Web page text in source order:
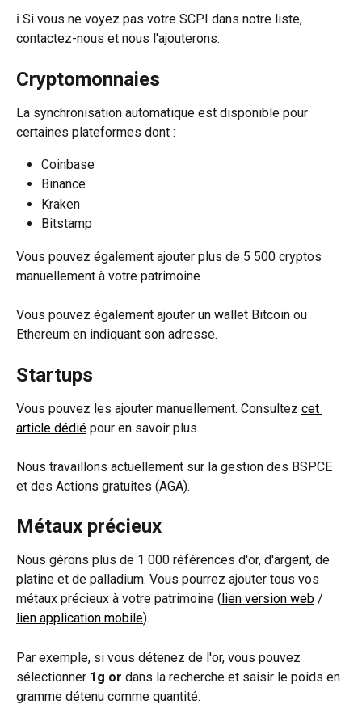
ℹ️ Si vous ne voyez pas votre SCPI dans notre liste,
contactez-nous et nous l'ajouterons.
Cryptomonnaies
La synchronisation automatique est disponible pour
certaines plateformes dont :
Coinbase
Binance
Kraken
Bitstamp
Vous pouvez également ajouter plus de 5 500 cryptos
manuellement à votre patrimoine
Vous pouvez également ajouter un wallet Bitcoin ou
Ethereum en indiquant son adresse.
Startups
Vous pouvez les ajouter manuellement. Consultez cet
article dédié pour en savoir plus.
Nous travaillons actuellement sur la gestion des BSPCE
et des Actions gratuites (AGA).
Métaux précieux
Nous gérons plus de 1 000 références d'or, d'argent, de
platine et de palladium. Vous pourrez ajouter tous vos
métaux précieux à votre patrimoine ( lien version web /
lien application mobile).
Par exemple, si vous détenez de l'or, vous pouvez
sélectionner 1g or dans la recherche et saisir le poids en
gramme détenu comme quantité.